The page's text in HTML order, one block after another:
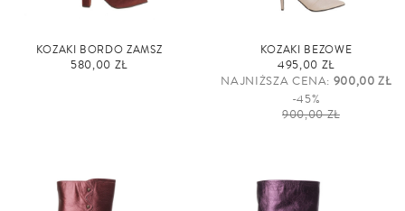
KOZAKI BORDO ZAMSZ
580,00 ZŁ
KOZAKI BEŻOWE
495,00 ZŁ
NAJNIŻSZA CENA: 900,00 ZŁ
-45%
900,00 ZŁ